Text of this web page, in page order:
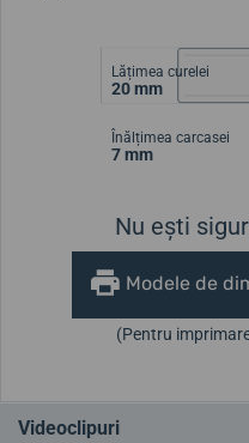
Lățimea curelei
20 mm
Înălțimea carcasei
7 mm
Nu ești
Modele de
(Pentru
Videoclipuri